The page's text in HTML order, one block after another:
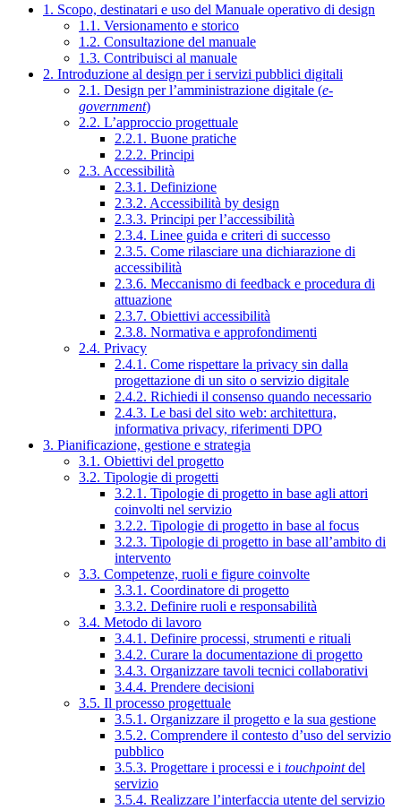
1. Scopo, destinatari e uso del Manuale operativo di design
1.1. Versionamento e storico
1.2. Consultazione del manuale
1.3. Contribuisci al manuale
2. Introduzione al design per i servizi pubblici digitali
2.1. Design per l’amministrazione digitale (e-
government)
2.2. L’approccio progettuale
2.2.1. Buone pratiche
2.2.2. Principi
2.3. Accessibilità
2.3.1. Definizione
2.3.2. Accessibilità by design
2.3.3. Principi per l’accessibilità
2.3.4. Linee guida e criteri di successo
2.3.5. Come rilasciare una dichiarazione di
accessibilità
2.3.6. Meccanismo di feedback e procedura di
attuazione
2.3.7. Obiettivi accessibilità
2.3.8. Normativa e approfondimenti
2.4. Privacy
2.4.1. Come rispettare la privacy sin dalla
progettazione di un sito o servizio digitale
2.4.2. Richiedi il consenso quando necessario
2.4.3. Le basi del sito web: architettura,
informativa privacy, riferimenti DPO
3. Pianificazione, gestione e strategia
3.1. Obiettivi del progetto
3.2. Tipologie di progetti
3.2.1. Tipologie di progetto in base agli attori
coinvolti nel servizio
3.2.2. Tipologie di progetto in base al focus
3.2.3. Tipologie di progetto in base all’ambito di
intervento
3.3. Competenze, ruoli e figure coinvolte
3.3.1. Coordinatore di progetto
3.3.2. Definire ruoli e responsabilità
3.4. Metodo di lavoro
3.4.1. Definire processi, strumenti e rituali
3.4.2. Curare la documentazione di progetto
3.4.3. Organizzare tavoli tecnici collaborativi
3.4.4. Prendere decisioni
3.5. Il processo progettuale
3.5.1. Organizzare il progetto e la sua gestione
3.5.2. Comprendere il contesto d’uso del servizio
pubblico
3.5.3. Progettare i processi e i touchpointdel
servizio
3.5.4. Realizzare l’interfaccia utente del servizio